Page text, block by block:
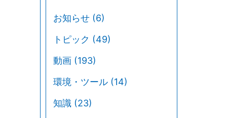
お知らせ (6)
トピック (49)
動画 (193)
環境・ツール (14)
知識 (23)